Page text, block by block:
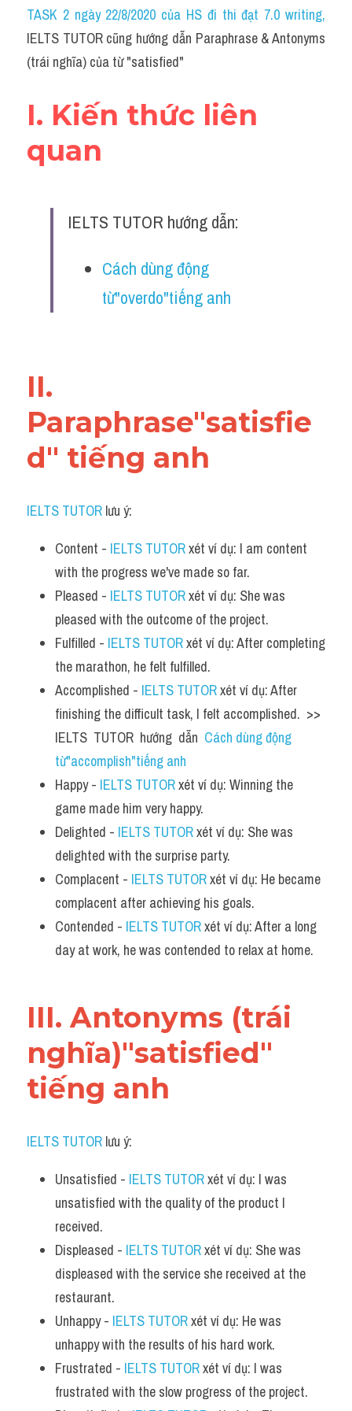
Idiom
Grammar
Word form
Cách dùng từ
Đề thi thật Task 2
TASK 2 ngày 22/8/2020 của HS đi thi đạt 7.0 writing,
IELTS TUTOR cũng hướng dẫn Paraphrase & Antonyms
(trái nghĩa) của từ "satisfied"
I. Kiến thức liên
quan
IELTS TUTOR hướng dẫn:
Cách dùng động
từ"overdo"tiếng anh
II.
Paraphrase"satisfie
d" tiếng anh
IELTS TUTOR lưu ý:​
Content - IELTS TUTOR xét ví dụ: I am content
with the progress we've made so far.
Pleased - IELTS TUTOR xét ví dụ: She was
pleased with the outcome of the project.
Fulfilled - IELTS TUTOR xét ví dụ: After completing
the marathon, he felt fulfilled.
Accomplished - IELTS TUTOR xét ví dụ: After
finishing the difficult task, I felt accomplished.  >>
IELTS  TUTOR  hướng  dẫn Cách dùng động
từ"accomplish"tiếng anh
Happy - IELTS TUTOR xét ví dụ: Winning the
game made him very happy.
Delighted - IELTS TUTOR xét ví dụ: She was
delighted with the surprise party.
Complacent - IELTS TUTOR xét ví dụ: He became
complacent after achieving his goals.
Contended - IELTS TUTOR xét ví dụ: After a long
day at work, he was contended to relax at home.
III. Antonyms (trái
nghĩa)"satisfied"
tiếng anh
IELTS TUTOR lưu ý:​
Unsatisfied - IELTS TUTOR xét ví dụ: I was
unsatisfied with the quality of the product I
received.
Displeased - IELTS TUTOR xét ví dụ: She was
displeased with the service she received at the
restaurant.
Unhappy - IELTS TUTOR xét ví dụ: He was
unhappy with the results of his hard work.
Frustrated - IELTS TUTOR xét ví dụ: I was
frustrated with the slow progress of the project.